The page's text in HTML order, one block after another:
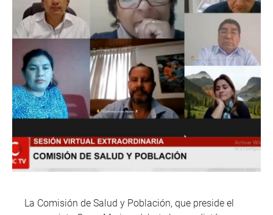
La Comisión de Salud y Población, que preside el